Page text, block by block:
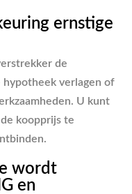
ernstige
de
hypotheek verlagen of
U kunt
koopprijs te
wordt
en